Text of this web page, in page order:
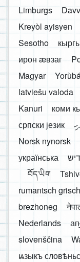
Limburgs
Kreyòl ayisyen
Sesotho
ирон æвзаг
Magyar
latviešu valoda
Kanuri
коми
српски језик
Norsk nynorsk
українська
བོད་ཡིག
rumantsch
brezhoneg
Nederlands
slovenščina
ѩзыкъ